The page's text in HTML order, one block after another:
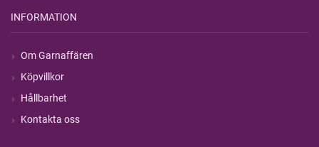
INFORMATION
Om Garnaffären
Köpvillkor
Hållbarhet
Kontakta oss